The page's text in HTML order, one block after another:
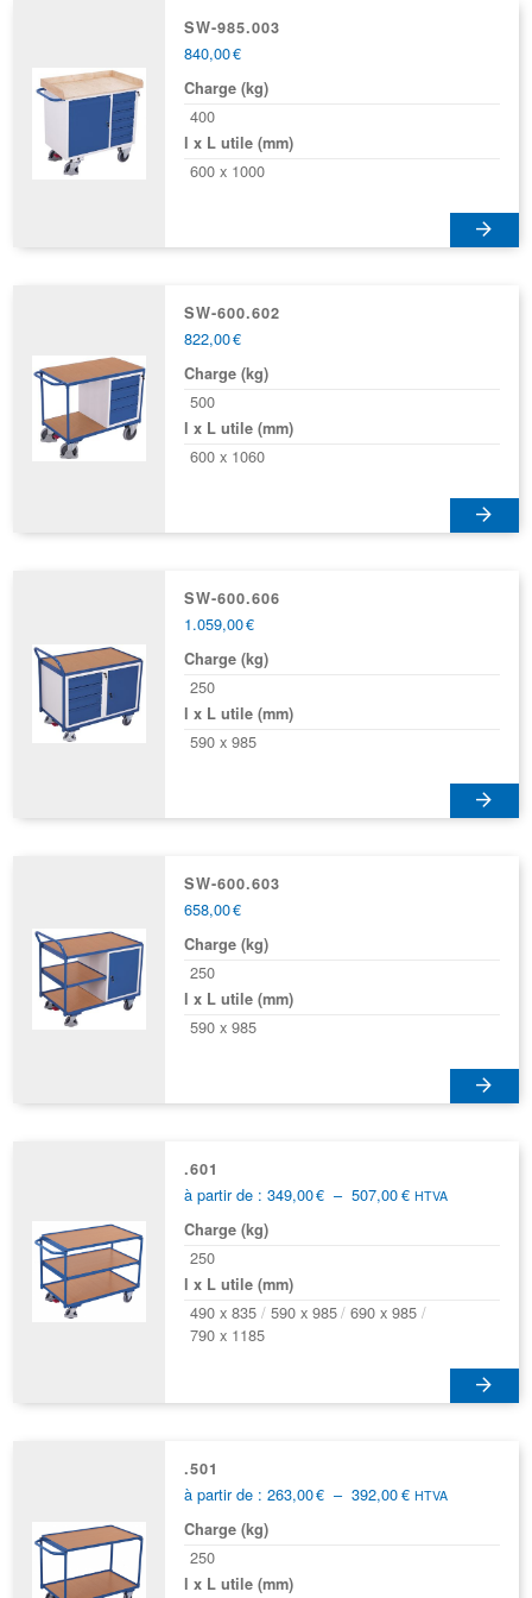
produit
variations.
options
peuvent
sur
produit
SW-985.003
840,00€
Charge (kg)
400
l x L utile (mm)
600 x 1000
SW-600.602
822,00€
Charge (kg)
500
l x L utile (mm)
600 x 1060
SW-600.606
1.059,00€
Charge (kg)
250
l x L utile (mm)
590 x 985
SW-600.603
658,00€
Charge (kg)
250
l x L utile (mm)
590 x 985
.601
à partir de : 349,00€ – 507,00€Plage
507,00€
HTVA
Charge (kg)
250
l x L utile (mm)
490 x 835 590 x 985
690 x 985
790 x 1185
variations.
Les
options
.501
à partir de : 263,00€ – 392,00€Plage
HTVA
Charge (kg)
250
l x L utile (mm)